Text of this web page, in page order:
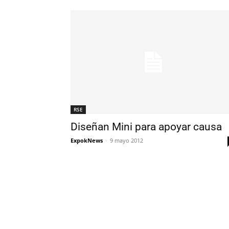
RSE
Diseñan Mini para apoyar causa
ExpokNews - 9 mayo 2012